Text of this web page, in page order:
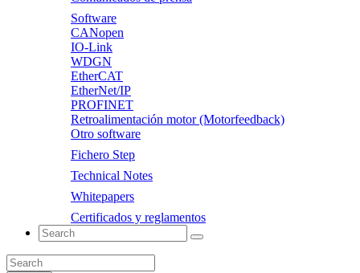
Software
CANopen
IO-Link
WDGN
EtherCAT
EtherNet/IP
PROFINET
Retroalimentación motor (Motorfeedback)
Otro software
Fichero Step
Technical Notes
Whitepapers
Certificados y reglamentos